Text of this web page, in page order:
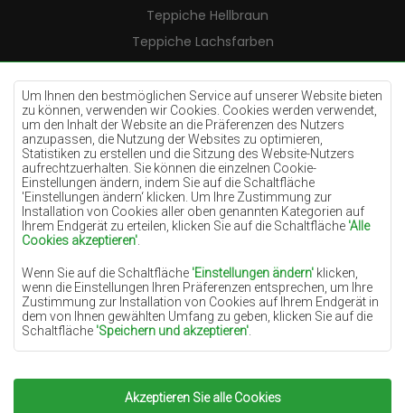
Um Ihnen den bestmöglichen Service auf unserer Website bieten
zu können, verwenden wir Cookies. Cookies werden verwendet,
um den Inhalt der Website an die Präferenzen des Nutzers
anzupassen, die Nutzung der Websites zu optimieren,
Statistiken zu erstellen und die Sitzung des Website-Nutzers
aufrechtzuerhalten. Sie können die einzelnen Cookie-
Einstellungen ändern, indem Sie auf die Schaltfläche
'Einstellungen ändern‘ klicken. Um Ihre Zustimmung zur
Installation von Cookies aller oben genannten Kategorien auf
Ihrem Endgerät zu erteilen, klicken Sie auf die Schaltfläche 'Alle
Cookies akzeptieren'
Wenn Sie auf die Schaltfläche 'Einstellungen ändern' klicken,
wenn die Einstellungen Ihren Präferenzen entsprechen, um Ihre
Zustimmung zur Installation von Cookies auf Ihrem Endgerät in
dem von Ihnen gewählten Umfang zu geben, klicken Sie auf die
Schaltfläche 'Speichern und akzeptieren'
Grundlage für die Verarbeitung das berechtigte Interesse des
Datenverwalters (TEPPICHECHEMEX) oder Dritter in Form der
Bereitstellung qualitativ hochwertiger Dienste auf unserer
Akzeptieren Sie alle Cookies
Teppiche Hellbraun
Teppiche Lachsfarben
Teppiche Cremefarben
Teppiche Lilac
Teppiche Gelb
Teppiche Pfefferminz
Teppiche Blau
Teppiche Orange
Teppiche Rosa
Teppiche Terrakotte
Teppiche Grün
Teppiche Golden
Copyright 2022Teppiche Chemex.Alle Rechte